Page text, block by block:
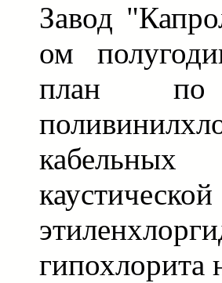
Завод
ом
план по
кабельных
гипохлорита